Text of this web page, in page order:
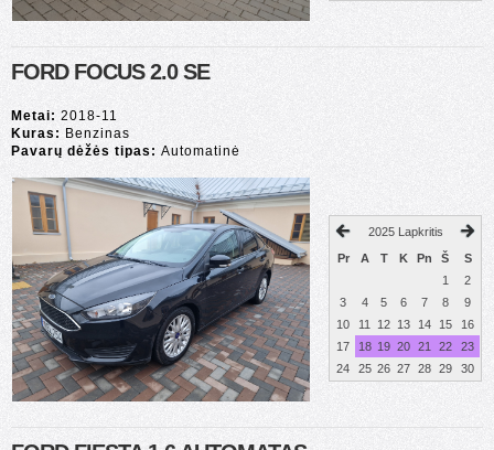
FORD FOCUS 2.0 SE
Metai: 2018-11
Kuras: Benzinas
Pavarų dėžės tipas: Automatinė
2025 Lapkritis
Pr
A T K Pn Š
S
1
2
3
4 5 6 7 8
9
10
11 12 13 14 15
16
17
18 19 20 21 22
23
24
25 26 27 28 29 30